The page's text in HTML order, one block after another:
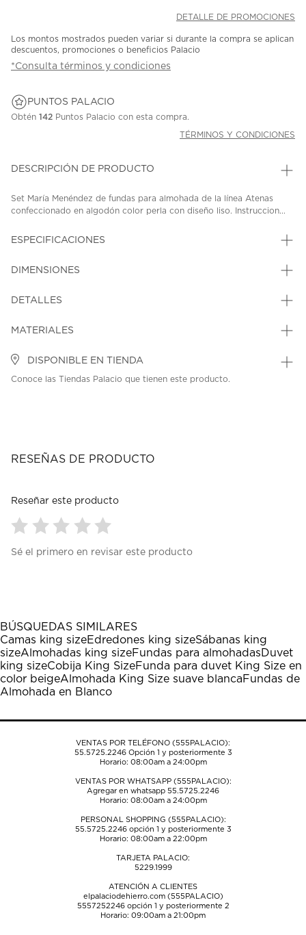
DETALLE DE PROMOCIONES
Los montos mostrados pueden variar si durante la compra se aplican
descuentos, promociones o beneficios Palacio
*Consulta términos y condiciones
PUNTOS PALACIO
Obtén 142 Puntos Palacio con esta compra.
TÉRMINOS Y CONDICIONES
DESCRIPCIÓN DE PRODUCTO
Set María Menéndez de fundas para almohada de la línea Atenas
confeccionado en algodón color perla con diseño liso. Instruccion...
ESPECIFICACIONES
DIMENSIONES
DETALLES
MATERIALES
DISPONIBLE EN TIENDA
Conoce las Tiendas Palacio que tienen este producto.
RESEÑAS DE PRODUCTO
Reseñar este producto
para
1
estrella
Esta
acción
abrirá
el
formulario
envío.
para
estrellas.
Esta
acción
abrirá
el
formulario
envío.
para
estrellas.
Esta
acción
abrirá
el
formulario
envío.
para
estrellas.
Esta
acción
abrirá
el
formulario
envío.
para
estrellas.
Esta
acción
abrirá
el
formulario
envío.
Sé el primero en revisar este producto
BÚSQUEDAS SIMILARES
Camas king sizeEdredones king sizeSábanas king
sizeAlmohadas king sizeFundas para almohadas Duvet
king sizeCobija King SizeFunda para duvet King Size en
color beigeAlmohada King Size suave blancaFundas de
Almohada en Blanco
VENTAS POR TELÉFONO (555PALACIO):
55.5725.2246Opción 1 y posteriormente 3
Horario: 08:00am a 24:00pm
VENTAS POR WHATSAPP (555PALACIO):
Agregar en whatsapp 55.5725.2246
Horario: 08:00am a 24:00pm
PERSONAL SHOPPING (555PALACIO):
55.5725.2246opción 1 y posteriormente 3
Horario: 08:00am a 22:00pm
TARJETA PALACIO:
5229.1999
ATENCIÓN A CLIENTES
elpalaciodehierro.com (555PALACIO)
5557252246opción 1 y posteriormente 2
Horario: 09:00am a 21:00pm